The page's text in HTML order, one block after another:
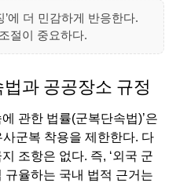
’에 더 민감하게 반응한다.
절이 중요하다.
과 공공장소 규정
관한 법률(군복단속법)’은
군복 착용을 제한한다. 다
조항은 없다. 즉, ‘외국 군
규율하는 국내 법적 근거는